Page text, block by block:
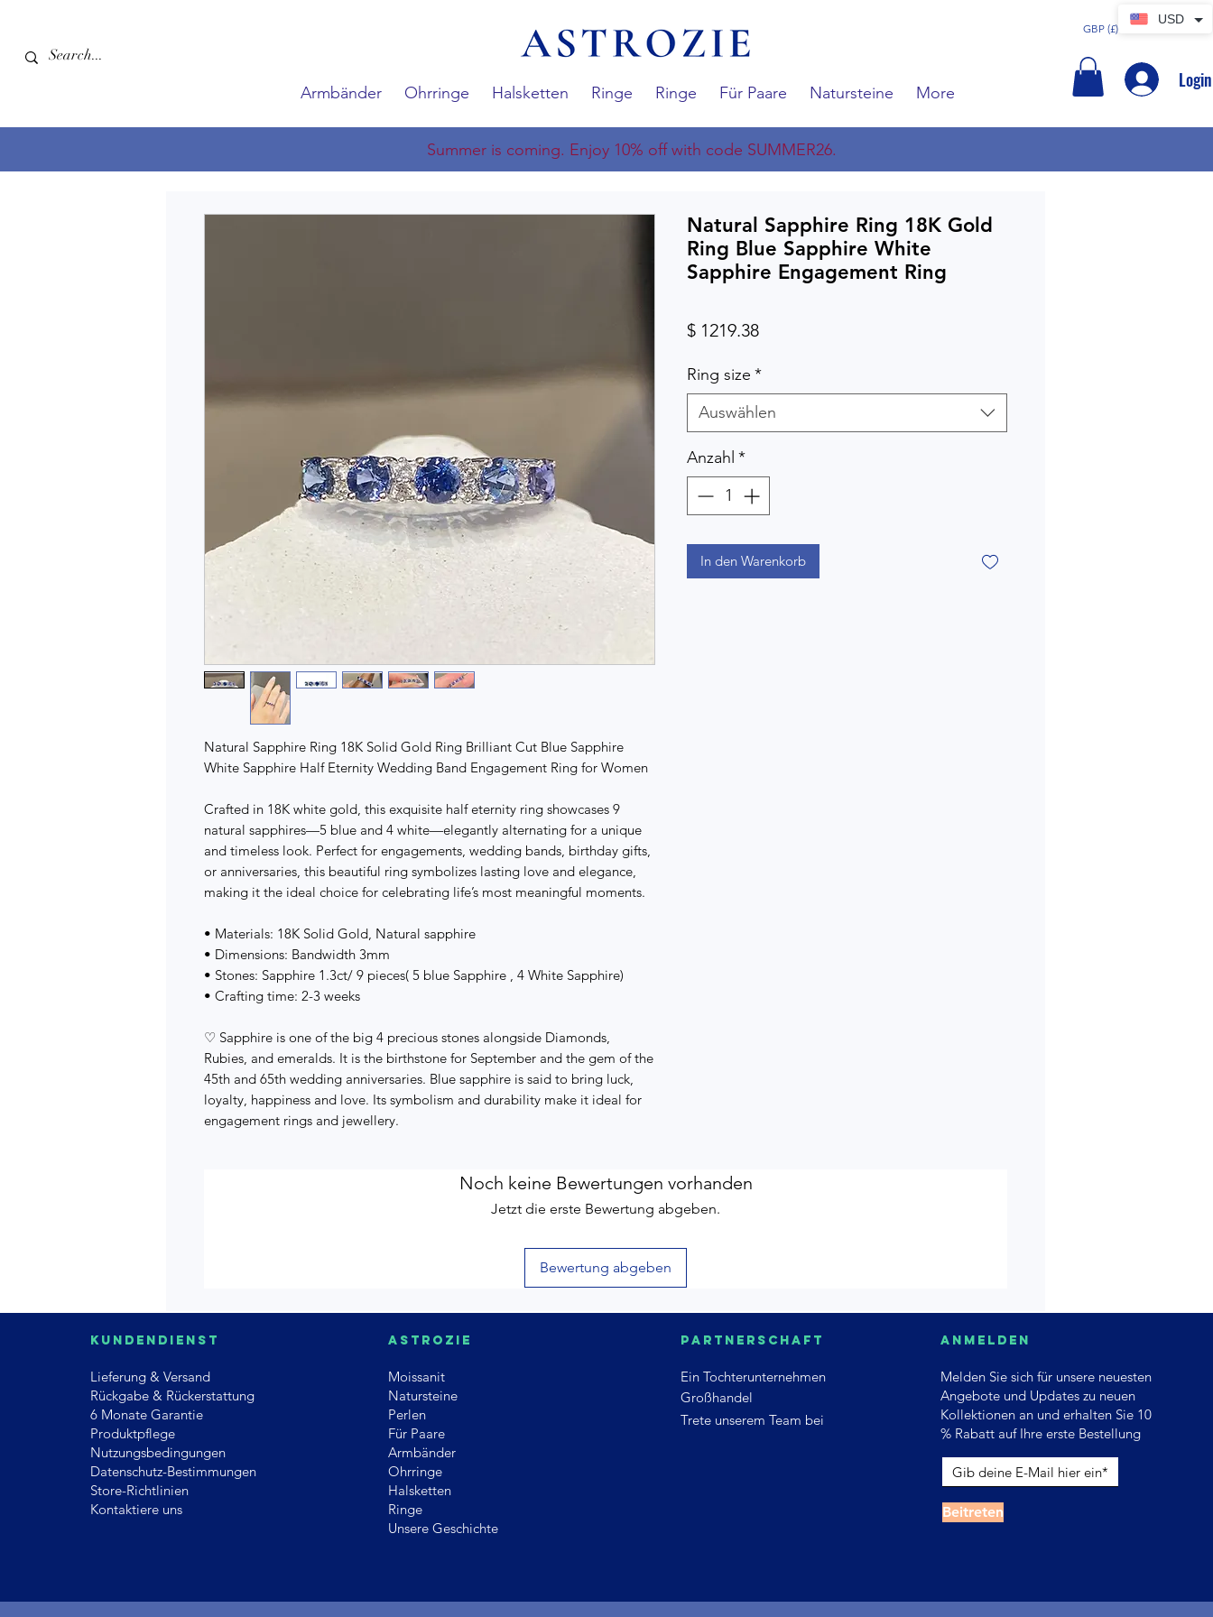
Armbänder Ohrringe Halsketten Ringe Ringe Für Paare Natursteine More
GBP (£)
Login
Summer is coming. Enjoy 10% off with code SUMMER26.
Natural Sapphire Ring 18K Solid Gold Ring Brilliant Cut Blue Sapphire
White Sapphire Half Eternity Wedding Band Engagement Ring for Women
Crafted in 18K white gold, this exquisite half eternity ring showcases 9
natural sapphires—5 blue and 4 white—elegantly alternating for a unique
and timeless look. Perfect for engagements, wedding bands, birthday gifts,
or anniversaries, this beautiful ring symbolizes lasting love and elegance,
making it the ideal choice for celebrating life’s most meaningful moments.
• Materials: 18K Solid Gold, Natural sapphire
• Dimensions: Bandwidth 3mm
• Stones: Sapphire 1.3ct/ 9 pieces( 5 blue Sapphire , 4 White Sapphire)
• Crafting time: 2-3 weeks
♡ Sapphire is one of the big 4 precious stones alongside Diamonds,
Rubies, and emeralds. It is the birthstone for September and the gem of the
45th and 65th wedding anniversaries. Blue sapphire is said to bring luck,
loyalty, happiness and love. Its symbolism and durability make it ideal for
engagement rings and jewellery.
Natural Sapphire Ring 18K Gold
Ring Blue Sapphire White
Sapphire Engagement Ring
$ 1219.38Preis
Ring size *
Auswählen
Anzahl *
In den Warenkorb
Noch keine Bewertungen vorhanden
Jetzt die erste Bewertung abgeben.
Bewertung abgeben
Kundendienst
Lieferung & Versand
Rückgabe & Rückerstattung
6 Monate Garantie
Produktpflege
Nutzungsbedingungen
Datenschutz-Bestimmungen
Store-Richtlinien
Kontaktiere uns
Astrozie
Moissanit
Natursteine
Perlen
Für Paare
Armbänder
Ohrringe
Halsketten
Ringe
Unsere Geschichte
Partnerschaft
EinTochterunternehmen
Großhandel
Trete unserem Team bei
Anmelden
Melden Sie sich für unsere neuesten
Angebote und Updates zu neuen
Kollektionen an und erhalten Sie 10
% Rabatt auf Ihre erste Bestellung
Beitreten
USD